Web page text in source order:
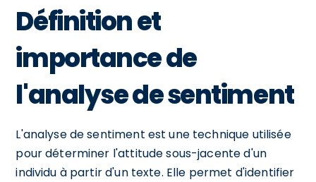
Définition et
importance de
l'analyse de sentiment
L'analyse de sentiment est une technique utilisée
pour déterminer l'attitude sous-jacente d'un
individu à partir d'un texte. Elle permet d'identifier